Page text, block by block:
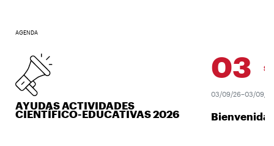
AGENDA
AYUDAS ACTIVIDADES
CIENTÍFICO-EDUCATIVAS 2026
03 SEP.
03/09/26–03/09/26
Bienvenida